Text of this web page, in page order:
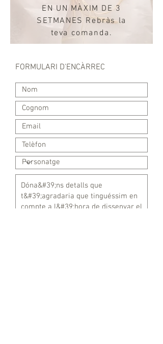
EN UN MÀXIM DE 3
SETMANES Rebràs la
teva comanda.
FORMULARI D'ENCÀRREC